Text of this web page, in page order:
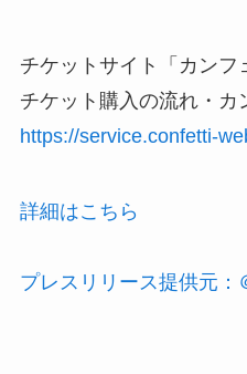
チケットサイト「カンフ
チケット購入の流れ・カ
https://service.confetti-
詳細はこちら
プレスリリース提供元：